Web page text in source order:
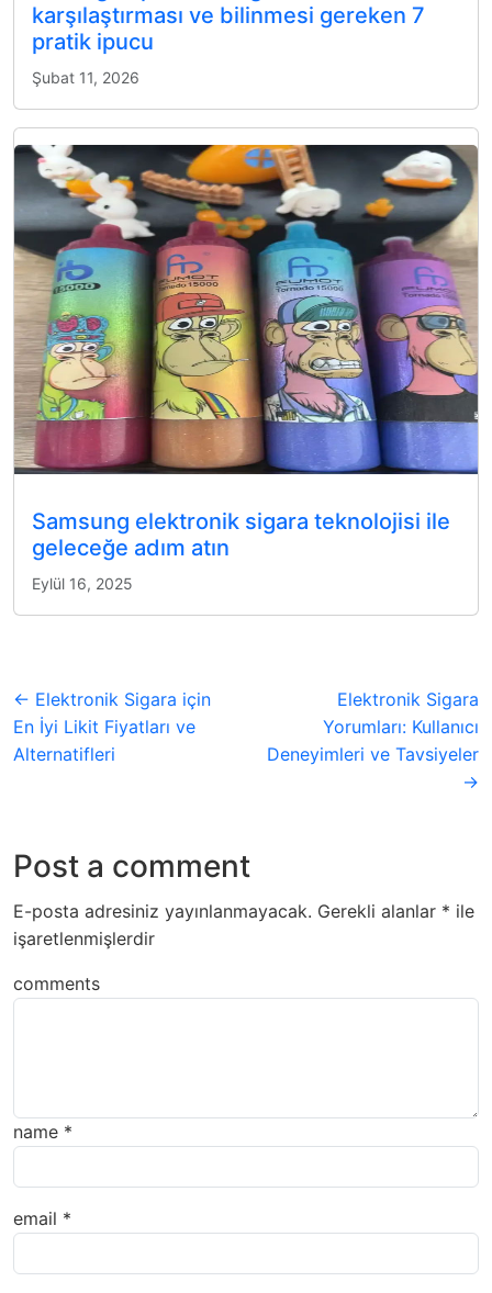
karşılaştırması ve bilinmesi gereken 7
pratik ipucu
Şubat 11, 2026
Samsung elektronik sigara teknolojisi ile
geleceğe adım atın
Eylül 16, 2025
← Elektronik Sigara için
En İyi Likit Fiyatları ve
Alternatifleri
Elektronik Sigara
Yorumları: Kullanıcı
Deneyimleri ve Tavsiyeler
→
Post a comment
E-posta adresiniz yayınlanmayacak. Gerekli alanlar * ile
işaretlenmişlerdir
comments
name *
email *